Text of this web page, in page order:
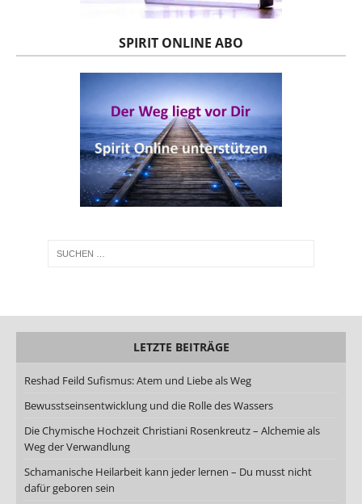
SPIRIT ONLINE ABO
LETZTE BEITRÄGE
Reshad Feild Sufismus: Atem und Liebe als Weg
Bewusstseinsentwicklung und die Rolle des Wassers
Die Chymische Hochzeit Christiani Rosenkreutz – Alchemie als
Weg der Verwandlung
Schamanische Heilarbeit kann jeder lernen – Du musst nicht
dafür geboren sein